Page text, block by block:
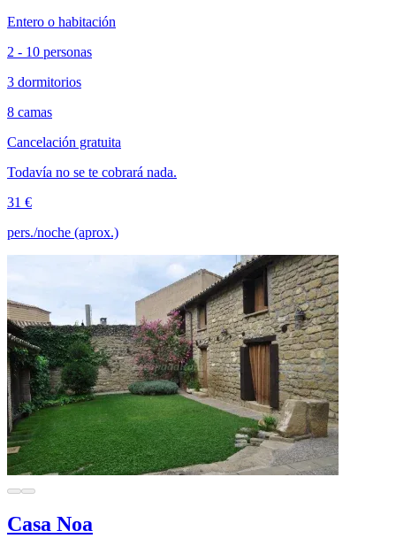
Entero o habitación
2 - 10 personas
3 dormitorios
8 camas
Cancelación gratuita
Todavía no se te cobrará nada.
31 €
pers./noche (aprox.)
Casa Noa